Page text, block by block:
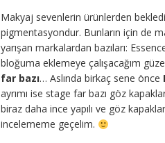
Makyaj sevenlerin ürünlerden
pigmentasyondur. Bunların için de
yarışan markalardan bazıları:
bloğuma eklemeye çalışacağım
far bazı… Aslında birkaç sene önce
ayrımı ise stage far bazı göz
biraz daha ince yapılı ve göz
incelememe geçelim.